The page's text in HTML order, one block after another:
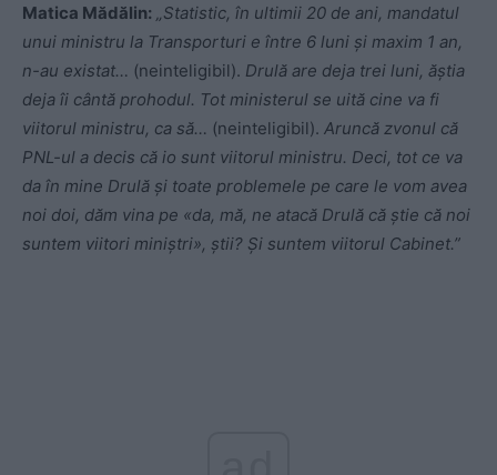
Matica Mădălin: „Statistic, în ultimii 20 de ani, mandatul
unui ministru la Transporturi e între 6 luni și maxim 1 an,
n-au existat… (neinteligibil). Drulă are deja trei luni, ăștia
deja îi cântă prohodul. Tot ministerul se uită cine va fi
viitorul ministru, ca să… (neinteligibil). Aruncă zvonul că
PNL-ul a decis că io sunt viitorul ministru. Deci, tot ce va
da în mine Drulă și toate problemele pe care le vom avea
noi doi, dăm vina pe «da, mă, ne atacă Drulă că știe că noi
suntem viitori miniștri», știi? Și suntem viitorul Cabinet.”